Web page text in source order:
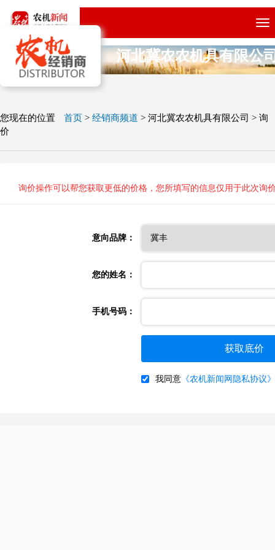
跳
到
主
要
河北冀农农机具有限公
您现在的位置 首页 > 经销商频道 > 河北冀农农机具有限公司 > 询
价
询价操作可以帮您获取更低的价格，您所填写的信息仅用于此次询
意向品牌：
您的姓名：
手机号码：
我同意 《农机新闻网隐私协议》